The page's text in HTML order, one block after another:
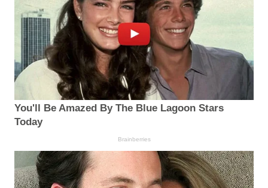
You'll Be Amazed By The Blue Lagoon Stars
Today
Brainberries